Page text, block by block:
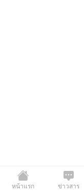
หน้าแรก ข่าวสาร